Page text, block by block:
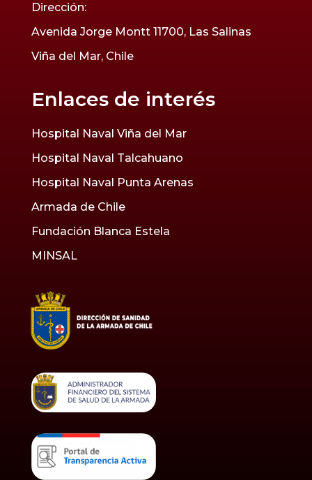
Dirección:
Avenida Jorge Montt 11700, Las Salinas
Viña del Mar, Chile
Enlaces de interés
Hospital Naval Viña del Mar
Hospital Naval Talcahuano
Hospital Naval Punta Arenas
Armada de Chile
Fundación Blanca Estela
MINSAL